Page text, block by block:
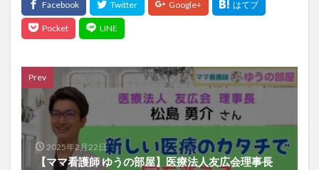
Prev
2025年2月22日
【ママ看護師 ゆうの部屋】医療法人友広会理事長